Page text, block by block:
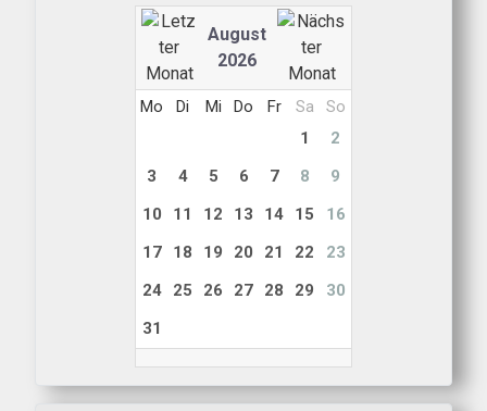
August
2026
Mo Di Mi Do Fr Sa
So
1
2
3
4 5 6 7 8
9
10
11 12 13 14 15
16
17
18 19 20 21 22
23
24
25 26 27 28 29
30
31